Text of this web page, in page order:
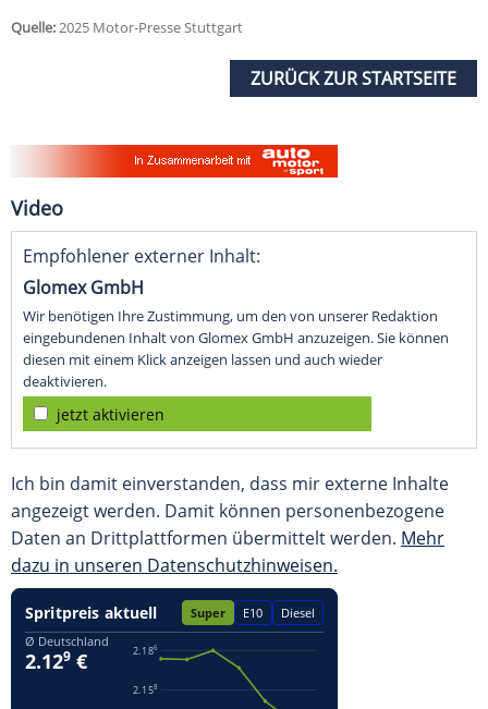
Quelle:2025 Motor-Presse Stuttgart
ZURÜCK ZUR STARTSEITE
Video
Empfohlener externer Inhalt:
Glomex GmbH
Wir benötigen Ihre Zustimmung, um den von unserer Redaktion
eingebundenen Inhalt von Glomex GmbH anzuzeigen. Sie können
diesen mit einem Klick anzeigen lassen und auch wieder
deaktivieren.
jetzt aktivieren
Ich bin damit einverstanden, dass mir externe Inhalte
angezeigt werden. Damit können personenbezogene
Daten an Drittplattformen übermittelt werden. Mehr
dazu in unseren Datenschutzhinweisen.